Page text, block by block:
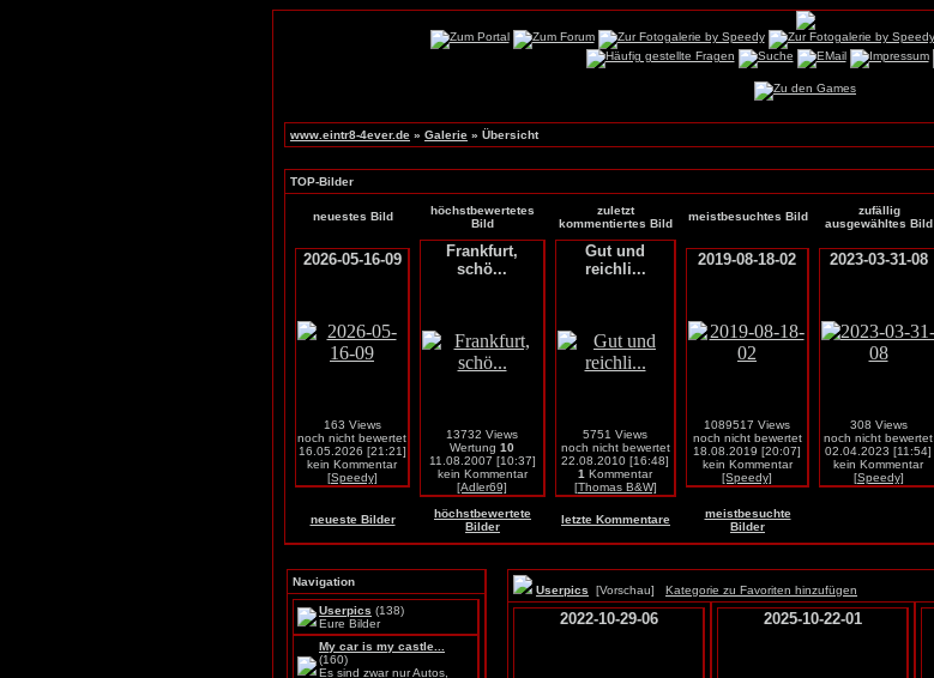
www.eintr8-4ever.de » Galerie » Übersicht
TOP-Bilder
neuestes Bild
höchstbewertetes
Bild
zuletzt
kommentiertes Bild
meistbesuchtes Bild
zufällig
ausgewähltes Bild
2026-05-16-09
163 Views
noch nicht bewertet
16.05.2026 [21:21]
kein Kommentar
[Speedy]
Frankfurt,
schö...
13732 Views
Wertung 10
11.08.2007 [10:37]
kein Kommentar
[Adler69]
Gut und
reichli...
5751 Views
noch nicht bewertet
22.08.2010 [16:48]
1 Kommentar
[Thomas B&W]
2019-08-18-02
1089517 Views
noch nicht bewertet
18.08.2019 [20:07]
kein Kommentar
[Speedy]
2023-03-31-08
308 Views
noch nicht bewertet
02.04.2023 [11:54]
kein Kommentar
[Speedy]
neueste Bilder
höchstbewertete
Bilder
letzte Kommentare
meistbesuchte
Bilder
Navigation
Userpics (138)
Eure Bilder
My car is my castle...
(160)
Es sind zwar nur Autos,
Userpics [Vorschau] Kategorie zu Favoriten hinzufügen
2022-10-29-06 2025-10-22-01